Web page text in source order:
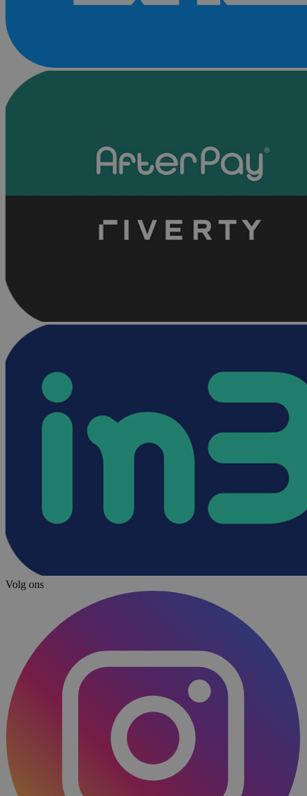
Volg ons